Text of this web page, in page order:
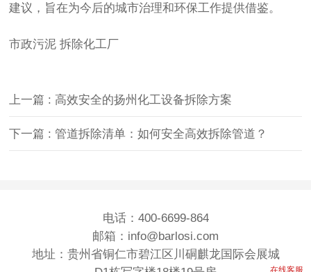
建议，旨在为今后的城市治理和环保工作提供借鉴。
市政污泥 拆除化工厂
上一篇 : 高效安全的扬州化工设备拆除方案
下一篇 : 管道拆除清单：如何安全高效拆除管道？
电话：400-6699-864
邮箱：info@barlosi.com
地址：贵州省铜仁市碧江区川硐麒龙国际会展城
在线客服